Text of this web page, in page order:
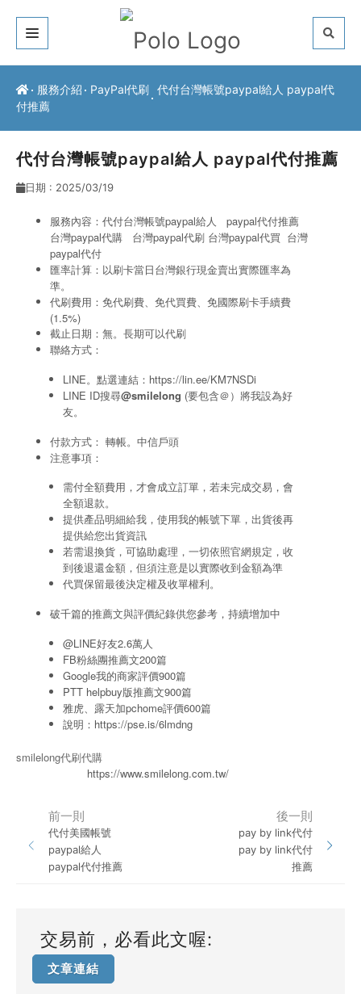
關於我們
服務介紹
常見問題
最新公告
聯絡方式
服務介紹 PayPal代刷 代付台灣帳號paypal給人 paypal代
付推薦
代付台灣帳號paypal給人 paypal代付推薦
日期 : 2025/03/19
服務內容：代付台灣帳號paypal給人 paypal代付推薦
台灣paypal代購
台灣paypal代刷 台灣paypal代買 台灣
paypal代付
匯率計算：以刷卡當日台灣銀行現金賣出實際匯率為
準。
代刷費用：免代刷費、免代買費、免國際刷卡手續費
(1.5%)
截止日期：無。長期可以代刷
聯絡方式：
LINE。點選連結： https://lin.ee/KM7NSDi
LINE ID搜尋@smilelong (要包含＠）將我設為好
友。
付款方式： 轉帳。中信戶頭
注意事項：
需付全額費用，才會成立訂單，若未完成交易，會
全額退款。
提供產品明細給我，使用我的帳號下單，出貨後再
提供給您出貨資訊
若需退換貨，可協助處理，一切依照官網規定，收
到後退還金額，但須注意是以實際收到金額為準
代買保留最後決定權及收單權利。
破千篇的推薦文與評價紀錄供您參考，持續增加中
@LINE好友2.6萬人
FB粉絲團推薦文200篇
Google我的商家評價900篇
PTT helpbuy版推薦文900篇
雅虎、露天加pchome評價600篇
說明： https://pse.is/6lmdng
smilelong代刷代購
https://www.smilelong.com.tw/
前一則
代付美國帳號
paypal給人
paypal代付推薦
後一則
pay by link代付
pay by link代付
推薦
交易前，必看此文喔:
文章連結